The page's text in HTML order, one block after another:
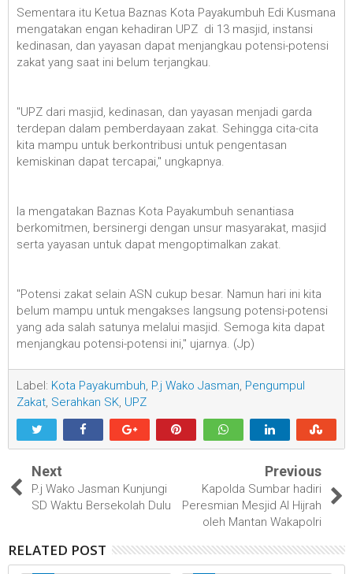
Sementara itu Ketua Baznas Kota Payakumbuh Edi Kusmana
mengatakan engan kehadiran UPZ di 13 masjid, instansi
kedinasan, dan yayasan dapat menjangkau potensi-potensi
zakat yang saat ini belum terjangkau.
"UPZ dari masjid, kedinasan, dan yayasan menjadi garda
terdepan dalam pemberdayaan zakat. Sehingga cita-cita
kita mampu untuk berkontribusi untuk pengentasan
kemiskinan dapat tercapai," ungkapnya.
Ia mengatakan Baznas Kota Payakumbuh senantiasa
berkomitmen, bersinergi dengan unsur masyarakat, masjid
serta yayasan untuk dapat mengoptimalkan zakat.
"Potensi zakat selain ASN cukup besar. Namun hari ini kita
belum mampu untuk mengakses langsung potensi-potensi
yang ada salah satunya melalui masjid. Semoga kita dapat
menjangkau potensi-potensi ini," ujarnya. (Jp)
Label: Kota Payakumbuh P.j Wako Jasman Pengumpul
Zakat Serahkan SK UPZ
Next
P.j Wako Jasman Kunjungi
SD Waktu Bersekolah Dulu
Previous
Kapolda Sumbar hadiri
Peresmian Mesjid Al Hijrah
oleh Mantan Wakapolri
RELATED POST